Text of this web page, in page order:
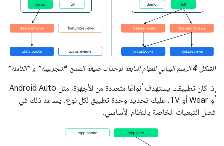
الشكل 4 الرسم البياني للمهام التابعة لوحدات صيغة المنتج *التجريبية* و *الكاملة*
إذا كان تطبيقك يستهدف أنواعًا متعددة من الأجهزة، مثل Android Auto
أو Wear أو TV، عليك تحديد وحدة تطبيق لكل نوع. يساعد ذلك في
فصل التبعيات الخاصة بالنظام الأساسي.